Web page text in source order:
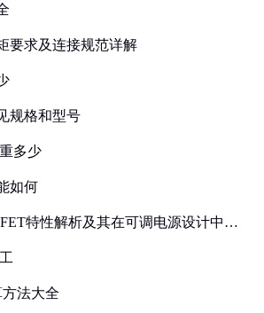
要求及连接规范详解
规格和型号
多少
如何
特性解析及其在可调电源设计中的
法大全